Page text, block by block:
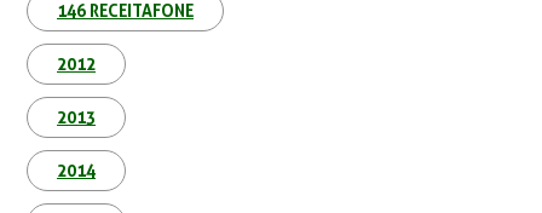
146 RECEITAFONE
2012
2013
2014